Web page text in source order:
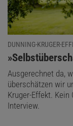
DUNNING-KRUGER-
:
Ausgerechnet da,
überschätzen wir
Kruger-Effekt.
Interview.